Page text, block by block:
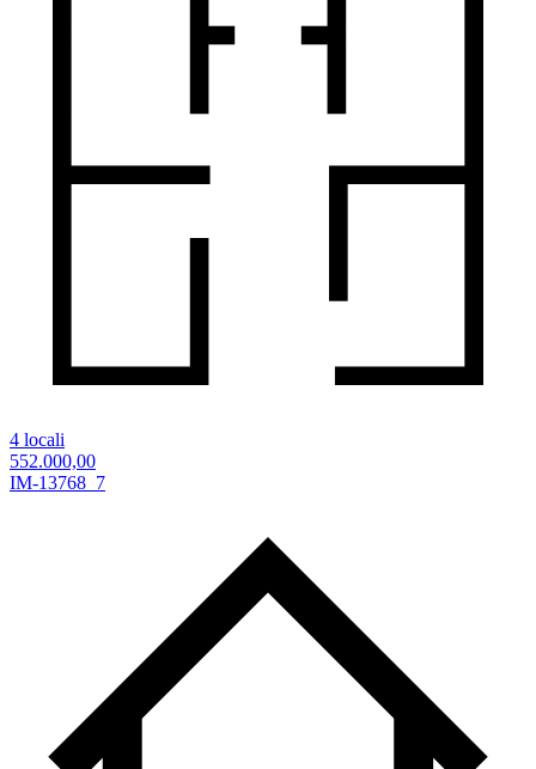
4 locali
552.000,00
IM-13768_7